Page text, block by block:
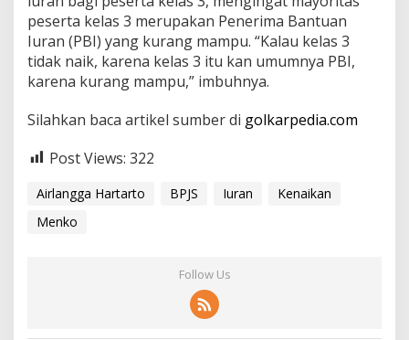
b
B
e
g
i
n
peserta kelas 3 merupakan Penerima Bantuan
Iuran (PBI) yang kurang mampu. “Kalau kelas 3
tidak naik, karena kelas 3 itu kan umumnya PBI,
karena kurang mampu,” imbuhnya.
Silahkan baca artikel sumber di golkarpedia.com
Post Views: 322
Airlangga Hartarto BPJS Iuran
Kenaikan
Menko
Follow Us